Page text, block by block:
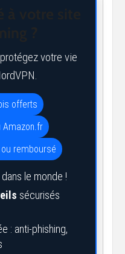
votre vie
offerts
remboursé
le monde !
sécurisés
: anti-phishing,